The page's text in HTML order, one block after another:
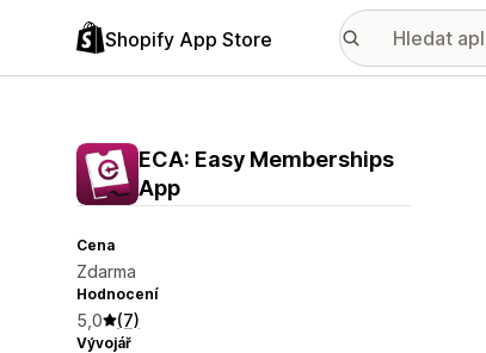
Shopify App Store
ECA: Easy Memberships
App
Cena
Zdarma
Hodnocení
5,0 (7)
Vývojář